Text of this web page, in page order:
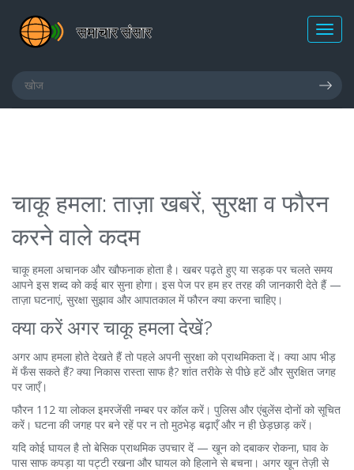
चाकू हमला: ताज़ा खबरें, सुरक्षा व फौरन
करने वाले कदम
चाकू हमला अचानक और खौफनाक होता है। खबर पढ़ते हुए या सड़क पर चलते समय
आपने इस शब्द को कई बार सुना होगा। इस पेज पर हम हर तरह की जानकारी देते हैं —
ताज़ा घटनाएं, सुरक्षा सुझाव और आपातकाल में फौरन क्या करना चाहिए।
क्या करें अगर चाकू हमला देखें?
अगर आप हमला होते देखते हैं तो पहले अपनी सुरक्षा को प्राथमिकता दें। क्या आप भीड़
में फँस सकते हैं? क्या निकास रास्ता साफ है? शांत तरीके से पीछे हटें और सुरक्षित जगह
पर जाएँ।
फौरन 112 या लोकल इमरजेंसी नम्बर पर कॉल करें। पुलिस और एंबुलेंस दोनों को सूचित
करें। घटना की जगह पर बने रहें पर न तो मुठभेड़ बढ़ाएँ और न ही छेड़छाड़ करें।
यदि कोई घायल है तो बेसिक प्राथमिक उपचार दें — खून को दबाकर रोकना, घाव के
पास साफ कपड़ा या पट्टी रखना और घायल को हिलाने से बचना। अगर खून तेज़ी से